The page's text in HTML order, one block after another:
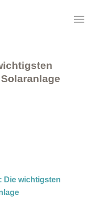
Die wichtigsten